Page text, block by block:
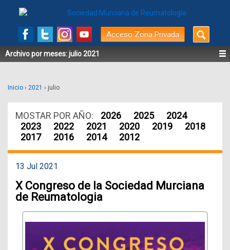
Acceso Zona Privada
Buscar
por:
Archivo por meses:julio 2021
Inicio › 2021 › julio
MOSTAR POR AÑO: 2026 2025
2024
2023
2022 2021 2020 2019
2018
2017
2016 2014 2012
13 Jul 2021
X Congreso de la Sociedad Murciana
de Reumatologia